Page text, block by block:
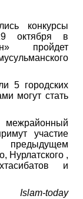
конкурсы
октября в
пройдет
5 городских
могут стать
участие
Нурлатского ,
и
Islam-today